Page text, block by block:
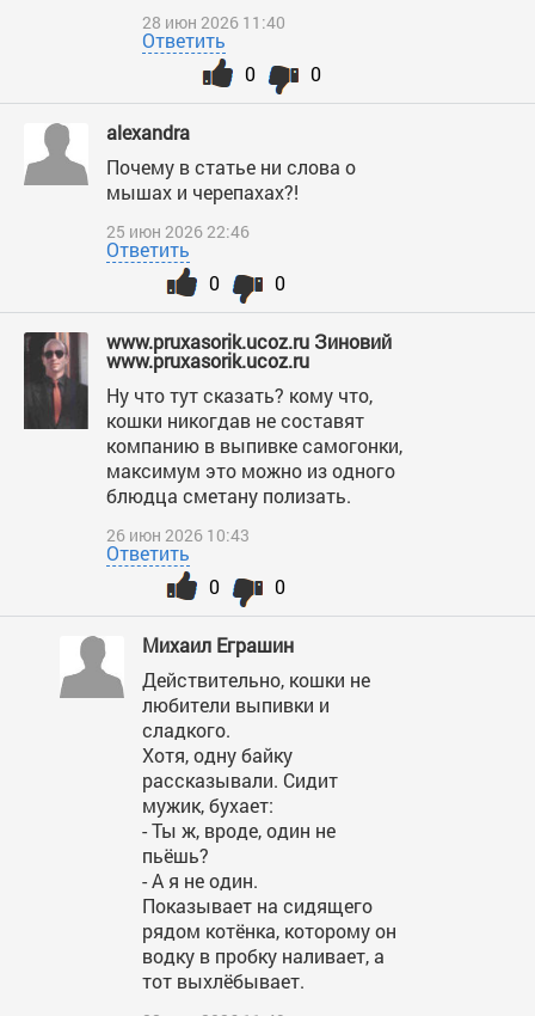
28 июн 2026 11:40
Ответить
0
0
alexandra
Почему в статье ни слова о
мышах и черепахах?!
25 июн 2026 22:46
Ответить
0
0
www.pruxasorik.ucoz.ru Зиновий
www.pruxasorik.ucoz.ru
Ну что тут сказать? кому что,
кошки никогдав не составят
компанию в выпивке самогонки,
максимум это можно из одного
блюдца сметану полизать.
26 июн 2026 10:43
Ответить
0
0
Михаил Еграшин
Действительно, кошки не
любители выпивки и
сладкого.
Хотя, одну байку
рассказывали. Сидит
мужик, бухает:
- Ты ж, вроде, один не
пьёшь?
- А я не один.
Показывает на сидящего
рядом котёнка, которому он
водку в пробку наливает, а
тот выхлёбывает.